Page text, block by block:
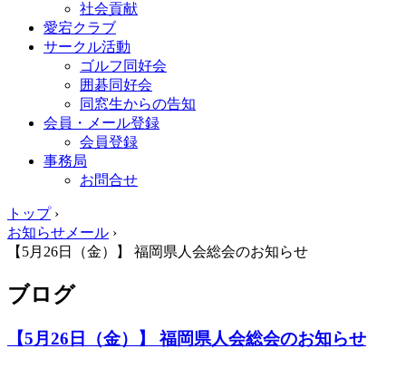
社会貢献
愛宕クラブ
サークル活動
ゴルフ同好会
囲碁同好会
同窓生からの告知
会員・メール登録
会員登録
事務局
お問合せ
トップ›
お知らせメール ›
【5月26日（金）】 福岡県人会総会のお知らせ
ブログ
【5月26日（金）】 福岡県人会総会のお知らせ